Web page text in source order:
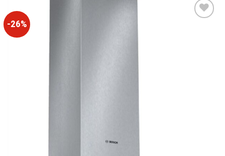
-26%